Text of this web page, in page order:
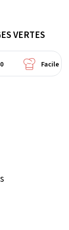
VERTES
Facile